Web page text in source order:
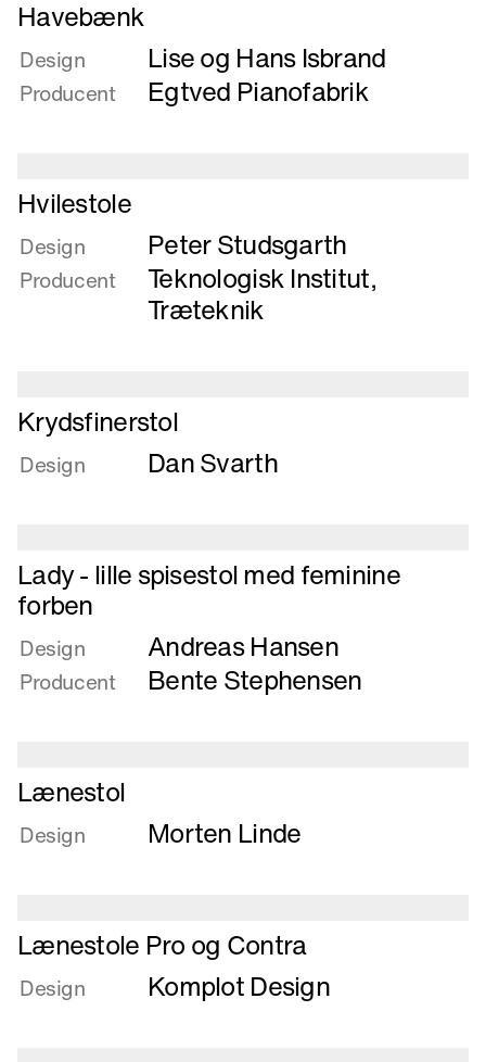
mere
om
Havebænk
Havebænk
Design Lise og Hans Isbrand
Producent Egtved Pianofabrik
Læs
mere
om
Hvilestole
Hvilestole
Design Peter Studsgarth
Producent
Teknologisk Institut,
Træteknik
Læs
mere
om
Krydsfinerstol
Design Dan Svarth
Læs
mere
om
Lady
lille
forben
Lady - lille spisestol med feminine
forben
Design Andreas Hansen
Producent Bente Stephensen
Læs
mere
om
Lænestol
Design Morten Linde
Læs
mere
om
Lænestole Pro og Contra
Design Komplot Design